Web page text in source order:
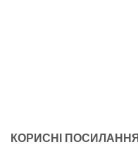
КОРИСНІ ПОСИЛАННЯ